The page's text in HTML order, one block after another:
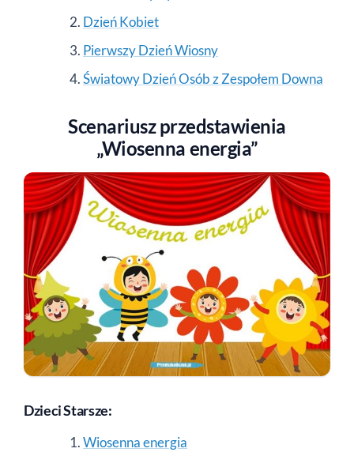
Dzień Kobiet
Pierwszy Dzień Wiosny
Światowy Dzień Osób z Zespołem Downa
Scenariusz przedstawienia
„Wiosenna energia”
Dzieci Starsze:
Wiosenna energia